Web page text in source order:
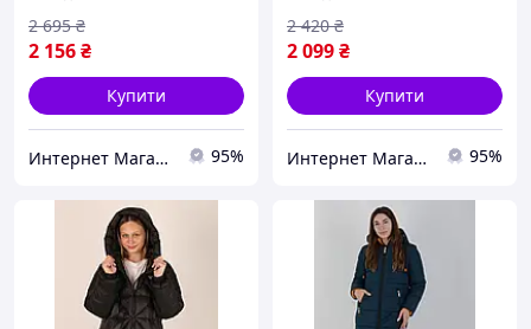
2 156₴
2 695 ₴
Купити
Интернет Магазин Олеся 95%
2 099₴
2 420 ₴
Купити
Интернет Магазин Олеся 95%